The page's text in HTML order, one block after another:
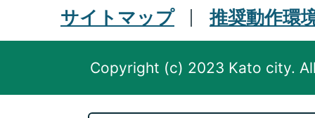
サイトマップ
推奨動作環
Copyright (c) 2023 Kato city.